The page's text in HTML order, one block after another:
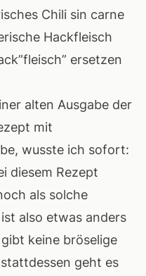
Chili sin carne
Hackfleisch
ersetzen
alten Ausgabe der
mit
wusste ich sofort:
diesem Rezept
als solche
also etwas anders
keine bröselige
geht es